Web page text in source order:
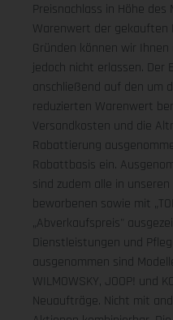
Preisnachlass in Höhe
Warenwert der gekauften
Gründen können wir
jedoch nicht erlassen. Der
anschließend auf den um
reduzierten Warenwert
Versandkosten und die
Rabattierung
Rabattbasis ein.
sind zudem alle in
beworbenen sowie mit
„Abverkaufspreis"
Dienstleistungen und
ausgenommen sind
WILMOWSKY, JOOP! und
Neuaufträge. Nicht mit